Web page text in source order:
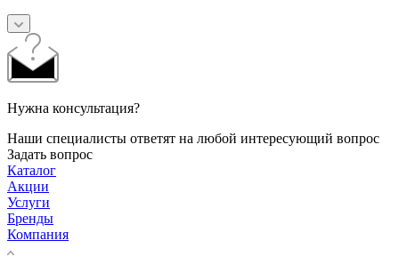
Нужна консультация?
Наши специалисты ответят на любой интересующий вопрос
Задать вопрос
Каталог
Акции
Услуги
Бренды
Компания